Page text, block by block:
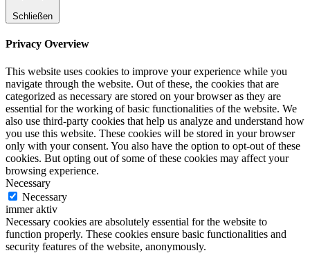
Schließen
Privacy Overview
This website uses cookies to improve your experience while you
navigate through the website. Out of these, the cookies that are
categorized as necessary are stored on your browser as they are
essential for the working of basic functionalities of the website. We
also use third-party cookies that help us analyze and understand how
you use this website. These cookies will be stored in your browser
only with your consent. You also have the option to opt-out of these
cookies. But opting out of some of these cookies may affect your
browsing experience.
Necessary
Necessary
immer aktiv
Necessary cookies are absolutely essential for the website to
function properly. These cookies ensure basic functionalities and
security features of the website, anonymously.